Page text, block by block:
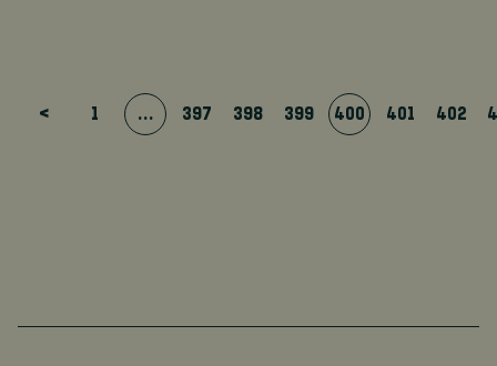
< 1 … 397 398 399 400 401 402